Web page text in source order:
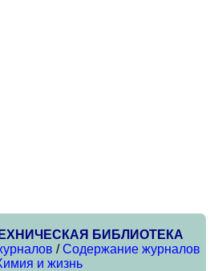
БИБЛИОТЕКА
/Содержание журналов
и жизнь